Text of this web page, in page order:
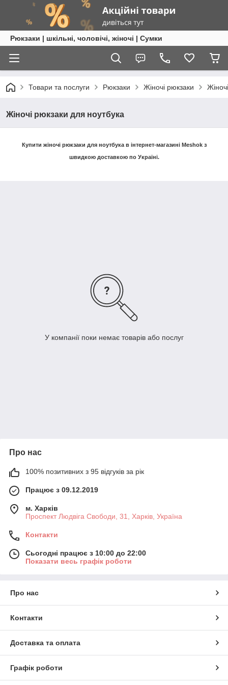
Рюкзаки | шкільні, чоловічі, жіночі | Сумки
Товари та послуги Рюкзаки Жіночі рюкзаки
Жіночі рюкзаки для ноутбука
Купити жіночі рюкзаки для ноутбука в інтернет-магазині Meshok з
швидкою доставкою по Україні.
У компанії поки немає товарів або послуг
Про нас
100% позитивних з 95 відгуків за рік
Працює з 09.12.2019
м. Харків
Проспект Людвіга Свободи, 31, Харків, Україна
Контакти
Сьогодні працює з 10:00 до 22:00
Показати весь графік роботи
Про нас
Контакти
Доставка та оплата
Графік роботи